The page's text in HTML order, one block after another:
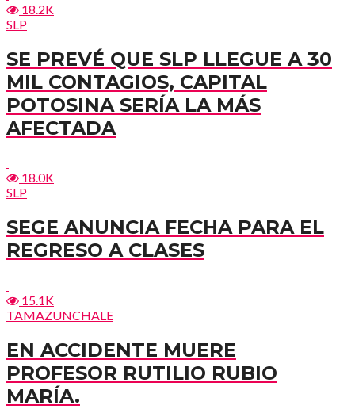
18.2K
SLP
SE PREVÉ QUE SLP LLEGUE A 30
MIL CONTAGIOS, CAPITAL
POTOSINA SERÍA LA MÁS
AFECTADA
18.0K
SLP
SEGE ANUNCIA FECHA PARA EL
REGRESO A CLASES
15.1K
TAMAZUNCHALE
EN ACCIDENTE MUERE
PROFESOR RUTILIO RUBIO
MARÍA.